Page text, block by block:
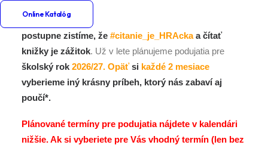
Online Katalóg
S kamarátkou eMKou
postupne zistíme, že #citanie_je_HRAckaa čítať
knižky je zážitok. Už v lete plánujeme podujatia pre
školský rok 2026/27. Opäťsi každé 2 mesiace
vyberieme iný krásny príbeh, ktorý nás zabaví aj
poučí*.
Plánované termíny pre podujatia nájdete v kalendári
nižšie. Ak si vyberiete pre Vás vhodný termín (len bez